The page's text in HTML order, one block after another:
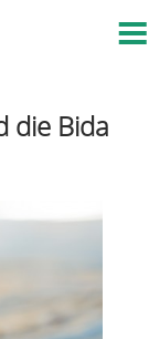
die Bida